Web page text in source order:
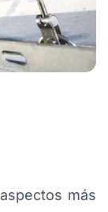
más